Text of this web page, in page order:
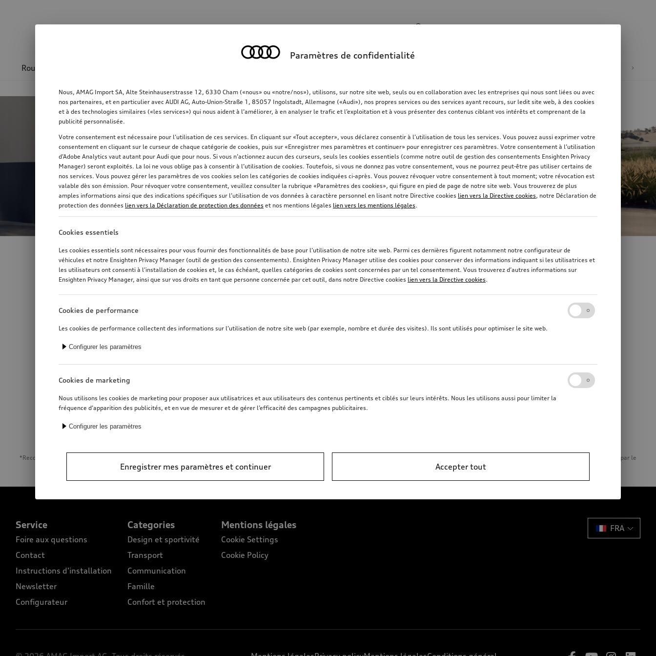
Champ de recherche
Roues & jantes
Image Teaser
Text/HTML Teaser
Mentions légales
Audi Division
Suisse
Téléphone:
+41 800 10 80 10
E-Mail:
aftersales@amag.ch
*Recommandation de prix sans engagement de l’importateur AMAG Import SA. TVA en vigueur incluse. Les prix affichés chez le partenaire Audi peuvent être différents; des frais supplémentaires peuvent être générés par le
montage et les pièces d’origine Audi nécessaires.
Footer Teaser
Service
Foire aux questions
Contact
Instructions d'installation
Newsletter
Configurateur
Categories
Design et sportivité
Transport
Communication
Famille
Confort et protection
Mentions légales
Cookie Settings
Cookie Policy
FRA
Paramètres de confidentialité
Nous, AMAG Import SA, Alte Steinhauserstrasse 12, 6330 Cham («nous» ou «notre/nos»), utilisons, sur notre site web, seuls ou en collaboration avec les entreprises qui nous sont liées ou avec
nos partenaires, et en particulier avec AUDI AG, Auto-Union-Straße 1, 85057 Ingolstadt, Allemagne («Audi»), nos propres services ou des services ayant recours, sur ledit site web, à des cookies
et à des technologies similaires («les services») qui nous aident à l’améliorer, à en analyser le trafic et l’exploitation et à vous présenter des contenus ciblant vos intérêts et comprenant de la
publicité personnalisée.
Votre consentement est nécessaire pour l’utilisation de ces services. En cliquant sur «Tout accepter», vous déclarez consentir à l’utilisation de tous les services. Vous pouvez aussi exprimer votre
consentement en cliquant sur le curseur de chaque catégorie de cookies, puis sur «Enregistrer mes paramètres et continuer» pour enregistrer ces paramètres. Votre consentement à l’utilisation
d’Adobe Analytics vaut autant pour Audi que pour nous. Si vous n’actionnez aucun des curseurs, seuls les cookies essentiels (comme notre outil de gestion des consentements Ensighten Privacy
Manager) seront exploités. La loi ne vous oblige pas à consentir à l’utilisation de cookies. Toutefois, si vous ne donnez pas votre consentement, vous ne pourrez peut-être pas utiliser certains de
nos services. Vous pouvez gérer les paramètres de vos cookies selon les catégories de cookies indiquées ci-après. Vous pouvez révoquer votre consentement à tout moment; votre révocation est
valable dès son émission. Pour révoquer votre consentement, veuillez consulter la rubrique «Paramètres des cookies», qui figure en pied de page de notre site web. Vous trouverez de plus
amples informations ainsi que des indications spécifiques sur l’utilisation de vos données à caractère personnel en lisant notre Directive cookies lien vers la Directive cookies, notre Déclaration de
protection des données lien vers la Déclaration de protection des données et nos mentions légales lien vers les mentions légales.
Cookies essentiels
Les cookies essentiels sont nécessaires pour vous fournir des fonctionnalités de base pour l’utilisation de notre site web. Parmi ces dernières figurent notamment notre configurateur de
véhicules et notre Ensighten Privacy Manager (outil de gestion des consentements). Ensighten Privacy Manager utilise des cookies pour conserver des informations indiquant si les utilisatrices et
les utilisateurs ont consenti à l’installation de cookies et, le cas échéant, quelles catégories de cookies sont concernées par un tel consentement. Vous trouverez d’autres informations sur
Ensighten Privacy Manager, ainsi que sur vos droits en tant que personne concernée par cet outil, dans notre Directive cookies lien vers la Directive cookies.
Cookies de performance
Les cookies de performance collectent des informations sur l’utilisation de notre site web (par exemple, nombre et durée des visites). Ils sont utilisés pour optimiser le site web.
Configurer les paramètres
Cookies de marketing
Nous utilisons les cookies de marketing pour proposer aux utilisatrices et aux utilisateurs des contenus pertinents et ciblés sur leurs intérêts. Nous les utilisons aussi pour limiter la
fréquence d’apparition des publicités, et en vue de mesurer et de gérer l’efficacité des campagnes publicitaires.
Configurer les paramètres
Accepter tout
Enregistrer mes paramètres et continuer